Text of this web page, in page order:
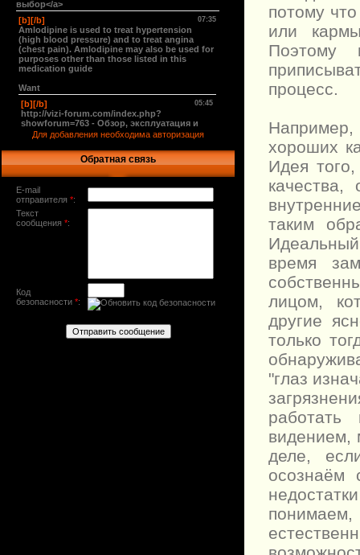
Для добавления необходима авторизация
Обратная связь
E-mail
отправителя *:
Текст
сообщения *:
Код
безопасности *:
потому
или
Поэтому
процесс.
хороших
Идея
таким
время
лицом,
другие
только
"глаз
видением,
деле,
осознаём